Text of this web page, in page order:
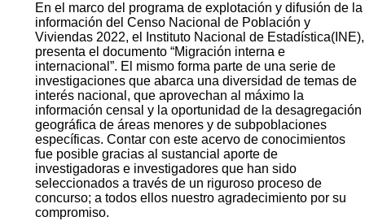
En el marco del programa de explotación y difusión de la
información del Censo Nacional de Población y
Viviendas 2022, el Instituto Nacional de Estadística(INE),
presenta el documento “Migración interna e
internacional”. El mismo forma parte de una serie de
investigaciones que abarca una diversidad de temas de
interés nacional, que aprovechan al máximo la
información censal y la oportunidad de la desagregación
geográfica de áreas menores y de subpoblaciones
específicas. Contar con este acervo de conocimientos
fue posible gracias al sustancial aporte de
investigadoras e investigadores que han sido
seleccionados a través de un riguroso proceso de
concurso; a todos ellos nuestro agradecimiento por su
compromiso.